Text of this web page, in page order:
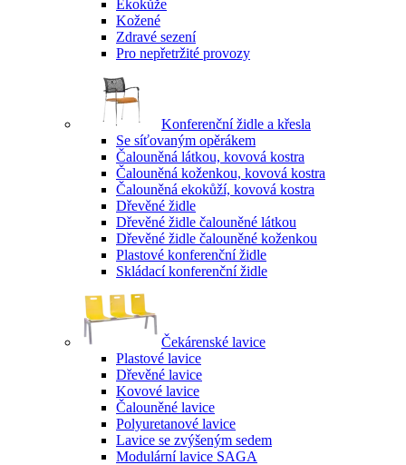
Ekokůže
Kožené
Zdravé sezení
Pro nepřetržité provozy
Konferenční židle a křesla
Se síťovaným opěrákem
Čalouněná látkou, kovová kostra
Čalouněná koženkou, kovová kostra
Čalouněná ekokůží, kovová kostra
Dřevěné židle
Dřevěné židle čalouněné látkou
Dřevěné židle čalouněné koženkou
Plastové konferenční židle
Skládací konferenční židle
Čekárenské lavice
Plastové lavice
Dřevěné lavice
Kovové lavice
Čalouněné lavice
Polyuretanové lavice
Lavice se zvýšeným sedem
Modulární lavice SAGA